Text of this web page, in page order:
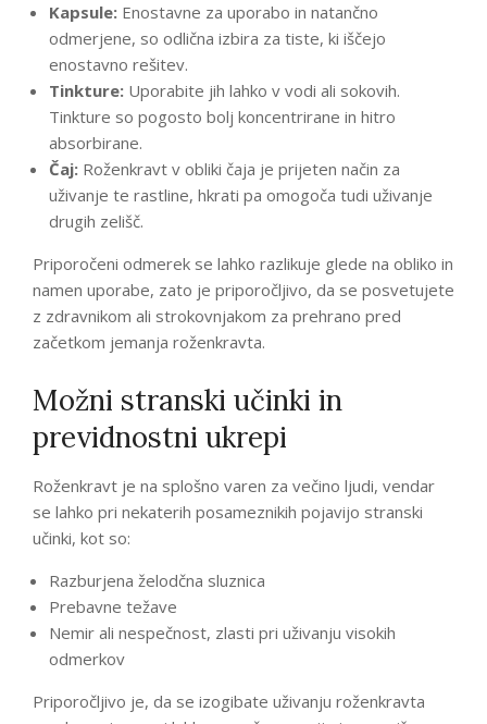
Kapsule: Enostavne za uporabo in natančno
odmerjene, so odlična izbira za tiste, ki iščejo
enostavno rešitev.
Tinkture: Uporabite jih lahko v vodi ali sokovih.
Tinkture so pogosto bolj koncentrirane in hitro
absorbirane.
Čaj: Roženkravt v obliki čaja je prijeten način za
uživanje te rastline, hkrati pa omogoča tudi uživanje
drugih zelišč.
Priporočeni odmerek se lahko razlikuje glede na obliko in
namen uporabe, zato je priporočljivo, da se posvetujete
z zdravnikom ali strokovnjakom za prehrano pred
začetkom jemanja roženkravta.
Možni stranski učinki in
previdnostni ukrepi
Roženkravt je na splošno varen za večino ljudi, vendar
se lahko pri nekaterih posameznikih pojavijo stranski
učinki, kot so:
Razburjena želodčna sluznica
Prebavne težave
Nemir ali nespečnost, zlasti pri uživanju visokih
odmerkov
Priporočljivo je, da se izogibate uživanju roženkravta